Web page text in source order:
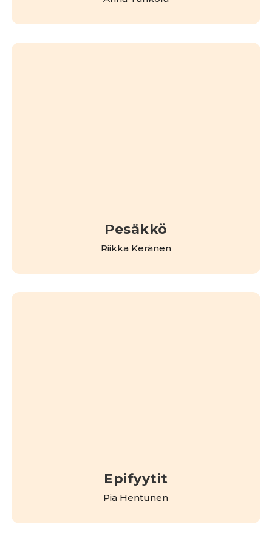
Pesäkkö
Riikka Keränen
Epifyytit
Pia Hentunen